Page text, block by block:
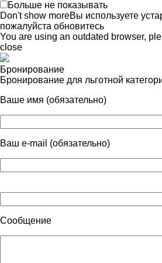
Больше не показывать
Don't show moreВы используете
пожалуйста обновитесь
You are using an outdated browser,
close
Бронирование
Бронирование для льготной
Ваше имя (обязательно)
Ваш e-mail (обязательно)
Сообщение